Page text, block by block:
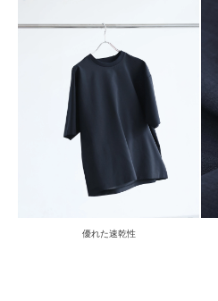
優れた速乾性